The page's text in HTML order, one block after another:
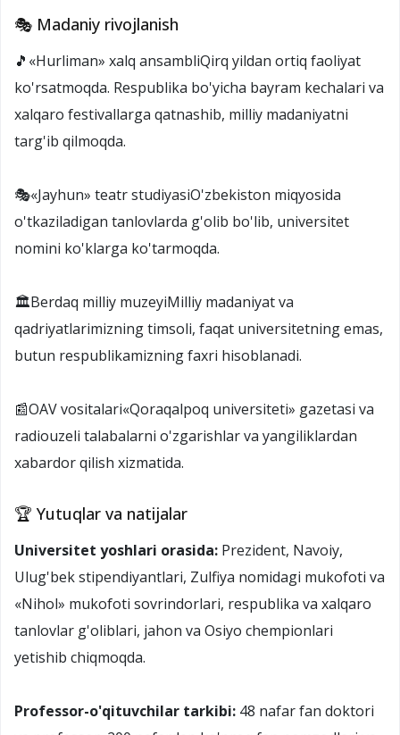
🎭 Madaniy rivojlanish
🎵«Hurliman» xalq ansambliQirq yildan ortiq faoliyat
ko'rsatmoqda. Respublika bo'yicha bayram kechalari va
xalqaro festivallarga qatnashib, milliy madaniyatni
targ'ib qilmoqda.
🎭«Jayhun» teatr studiyasiO'zbekiston miqyosida
o'tkaziladigan tanlovlarda g'olib bo'lib, universitet
nomini ko'klarga ko'tarmoqda.
🏛️Berdaq milliy muzeyiMilliy madaniyat va
qadriyatlarimizning timsoli, faqat universitetning emas,
butun respublikamizning faxri hisoblanadi.
📰OAV vositalari«Qoraqalpoq universiteti» gazetasi va
radiouzeli talabalarni o'zgarishlar va yangiliklardan
xabardor qilish xizmatida.
🏆 Yutuqlar va natijalar
Universitet yoshlari orasida: Prezident, Navoiy,
Ulug'bek stipendiyantlari, Zulfiya nomidagi mukofoti va
«Nihol» mukofoti sovrindorlari, respublika va xalqaro
tanlovlar g'oliblari, jahon va Osiyo chempionlari
yetishib chiqmoqda.
Professor-o'qituvchilar tarkibi: 48 nafar fan doktori